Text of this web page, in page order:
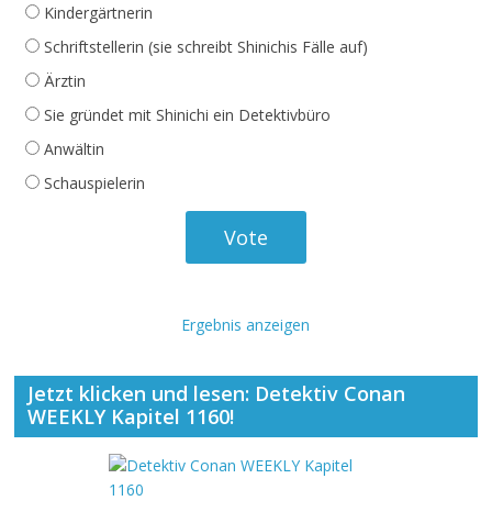
Kindergärtnerin
Schriftstellerin (sie schreibt Shinichis Fälle auf)
Ärztin
Sie gründet mit Shinichi ein Detektivbüro
Anwältin
Schauspielerin
Ergebnis anzeigen
Jetzt klicken und lesen: Detektiv Conan
WEEKLY Kapitel 1160!